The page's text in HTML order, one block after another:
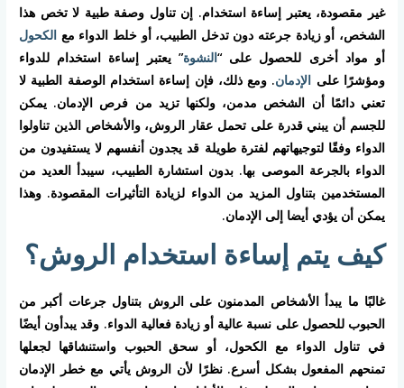
غير مقصودة، يعتبر إساءة استخدام. إن تناول وصفة طبية لا تخص هذا
الشخص، أو زيادة جرعته دون تدخل الطبيب، أو خلط الدواء مع الكحول
أو مواد أخرى للحصول على “النشوة” يعتبر إساءة استخدام للدواء
ومؤشرًا على الإدمان. ومع ذلك، فإن إساءة استخدام الوصفة الطبية لا
تعني دائمًا أن الشخص مدمن، ولكنها تزيد من فرص الإدمان. يمكن
للجسم أن يبني قدرة على تحمل عقار الروش، والأشخاص الذين تناولوا
الدواء وفقًا لتوجيهاتهم لفترة طويلة قد يجدون أنفسهم لا يستفيدون من
الدواء بالجرعة الموصى بها. بدون استشارة الطبيب، سيبدأ العديد من
المستخدمين بتناول المزيد من الدواء لزيادة التأثيرات المقصودة. وهذا
يمكن أن يؤدي أيضا إلى الإدمان.
كيف يتم إساءة استخدام الروش؟
غالبًا ما يبدأ الأشخاص المدمنون على الروش بتناول جرعات أكبر من
الحبوب للحصول على نسبة عالية أو زيادة فعالية الدواء. وقد يبدأون أيضًا
في تناول الدواء مع الكحول، أو سحق الحبوب واستنشاقها لجعلها
تمنحهم المفعول بشكل أسرع. نظرًا لأن الروش يأتي مع خطر الإدمان